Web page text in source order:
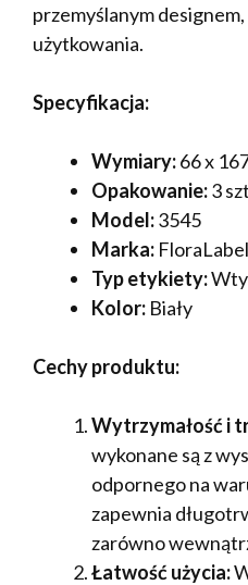
przemyślanym
użytkowania.
Specyfikacja:
Wymiary:66 x
Opakowanie:3
Model:3545
Marka:
Typ etykiety:
Kolor: Biały
Cechy produktu:
Wytrzymałość i
wykonane są z
odpornego na
zapewnia
zarówno
Łatwość użycia: